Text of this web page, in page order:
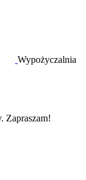
Wypożyczalnia
Zapraszam!